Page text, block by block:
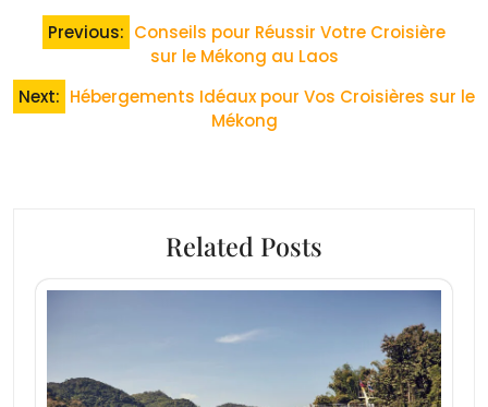
Navigation
l’article
Previous: Conseils pour Réussir Votre Croisière
sur le Mékong au Laos
Next: Hébergements Idéaux pour Vos Croisières sur le
Mékong
Related Posts